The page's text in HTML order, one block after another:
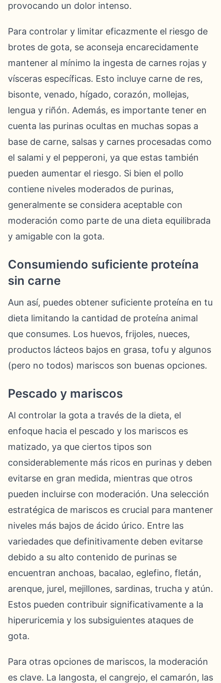
provocando un dolor intenso.
Para controlar y limitar eficazmente el riesgo de
brotes de gota, se aconseja encarecidamente
mantener al mínimo la ingesta de carnes rojas y
vísceras específicas. Esto incluye carne de res,
bisonte, venado, hígado, corazón, mollejas,
lengua y riñón. Además, es importante tener en
cuenta las purinas ocultas en muchas sopas a
base de carne, salsas y carnes procesadas como
el salami y el pepperoni, ya que estas también
pueden aumentar el riesgo. Si bien el pollo
contiene niveles moderados de purinas,
generalmente se considera aceptable con
moderación como parte de una dieta equilibrada
y amigable con la gota.
Consumiendo suficiente proteína
sin carne
Aun así, puedes obtener suficiente proteína en tu
dieta limitando la cantidad de proteína animal
que consumes. Los huevos, frijoles, nueces,
productos lácteos bajos en grasa, tofu y algunos
(pero no todos) mariscos son buenas opciones.
Pescado y mariscos
Al controlar la gota a través de la dieta, el
enfoque hacia el pescado y los mariscos es
matizado, ya que ciertos tipos son
considerablemente más ricos en purinas y deben
evitarse en gran medida, mientras que otros
pueden incluirse con moderación. Una selección
estratégica de mariscos es crucial para mantener
niveles más bajos de ácido úrico. Entre las
variedades que definitivamente deben evitarse
debido a su alto contenido de purinas se
encuentran anchoas, bacalao, eglefino, fletán,
arenque, jurel, mejillones, sardinas, trucha y atún.
Estos pueden contribuir significativamente a la
hiperuricemia y los subsiguientes ataques de
gota.
Para otras opciones de mariscos, la moderación
es clave. La langosta, el cangrejo, el camarón, las